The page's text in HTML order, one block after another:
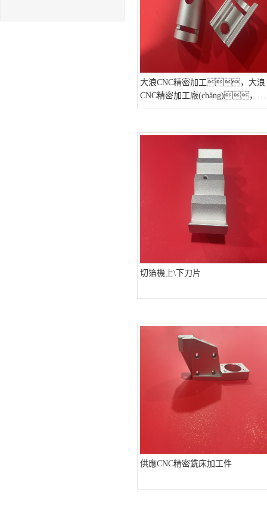
大浪CNC精密加工，大浪
CNC精密加工廠(chǎng)，大
浪CNC對外加工，
切箔機上\下刀片
供應CNC精密銑床加工件